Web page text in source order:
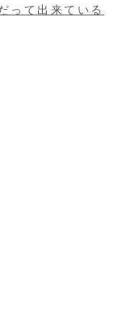
って出来ている